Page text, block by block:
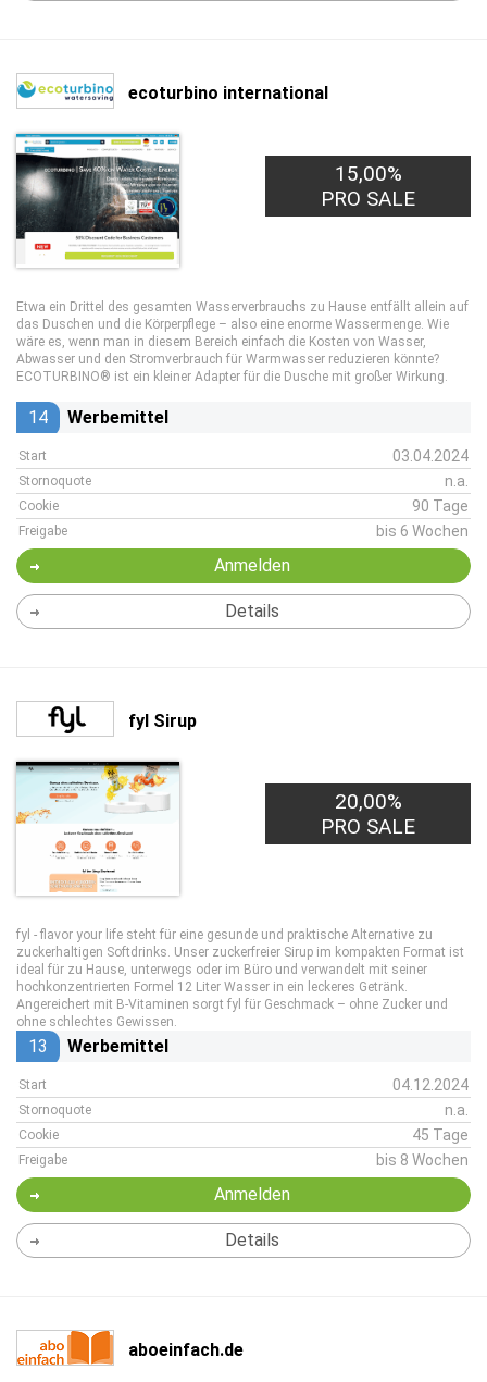
ecoturbino international
15,00%
PRO SALE
Etwa ein Drittel des gesamten Wasserverbrauchs zu Hause entfällt allein auf
das Duschen und die Körperpflege – also eine enorme Wassermenge. Wie
wäre es, wenn man in diesem Bereich einfach die Kosten von Wasser,
Abwasser und den Stromverbrauch für Warmwasser reduzieren könnte?
ECOTURBINO® ist ein kleiner Adapter für die Dusche mit großer Wirkung.
14 Werbemittel
Start 03.04.2024
Stornoquote n.a.
Cookie 90 Tage
Freigabe bis 6 Wochen
Anmelden
Details
fyl Sirup
20,00%
PRO SALE
fyl - flavor your life steht für eine gesunde und praktische Alternative zu
zuckerhaltigen Softdrinks. Unser zuckerfreier Sirup im kompakten Format ist
ideal für zu Hause, unterwegs oder im Büro und verwandelt mit seiner
hochkonzentrierten Formel 12 Liter Wasser in ein leckeres Getränk.
Angereichert mit B-Vitaminen sorgt fyl für Geschmack – ohne Zucker und
ohne schlechtes Gewissen.
13 Werbemittel
Start 04.12.2024
Stornoquote n.a.
Cookie 45 Tage
Freigabe bis 8 Wochen
Anmelden
Details
aboeinfach.de